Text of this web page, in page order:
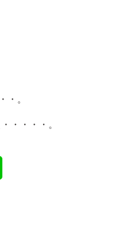
・。
・・・・。